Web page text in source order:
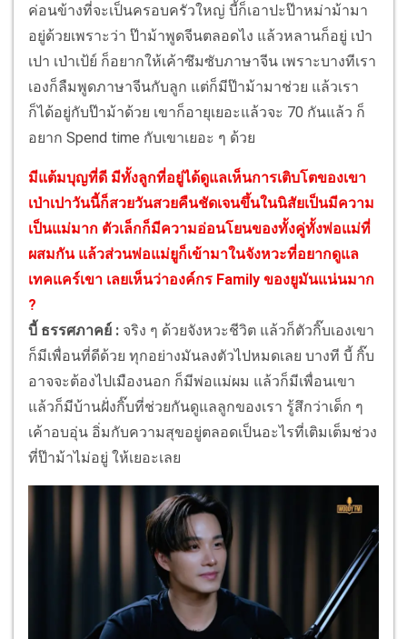
ค่อนข้างที่จะเป็นครอบครัวใหญ่ บี้ก็เอาปะป๊าหม่าม้ามา
อยู่ด้วยเพราะว่า ป๊าม้าพูดจีนตลอดไง แล้วหลานก็อยู่ เป่า
เปา เป่าเป้ย์ ก็อยากให้เค้าซึมซับภาษาจีน เพราะบางทีเรา
เองก็ลืมพูดภาษาจีนกับลูก แต่ก็มีป๊าม้ามาช่วย แล้วเรา
ก็ได้อยู่กับป๊าม้าด้วย เขาก็อายุเยอะแล้วจะ 70 กันแล้ว ก็
อยาก Spend time กับเขาเยอะ ๆ ด้วย
มีแต้มบุญที่ดี มีทั้งลูกที่อยู่ได้ดูแลเห็นการเติบโตของเขา
เป่าเปาวันนี้ก็สวยวันสวยคืนชัดเจนขึ้นในนิสัยเป็นมีความ
เป็นแม่มาก ตัวเล็กก็มีความอ่อนโยนของทั้งคู่ทั้งพ่อแม่ที่
ผสมกัน แล้วส่วนพ่อแม่ยูก็เข้ามาในจังหวะที่อยากดูแล
เทคแคร์เขา เลยเห็นว่าองค์กร Family ของยูมันแน่นมาก
?
บี้ ธรรศภาคย์ : จริง ๆ ด้วยจังหวะชีวิต แล้วก็ตัวกิ๊บเองเขา
ก็มีเพื่อนที่ดีด้วย ทุกอย่างมันลงตัวไปหมดเลย บางที บี้ กิ๊บ
อาจจะต้องไปเมืองนอก ก็มีพ่อแม่ผม แล้วก็มีเพื่อนเขา
แล้วก็มีบ้านฝั่งกิ๊บที่ช่วยกันดูแลลูกของเรา รู้สึกว่าเด็ก ๆ
เค้าอบอุ่น อิ่มกับความสุขอยู่ตลอดเป็นอะไรที่เติมเต็มช่วง
ที่ป๊าม้าไม่อยู่ ให้เยอะเลย